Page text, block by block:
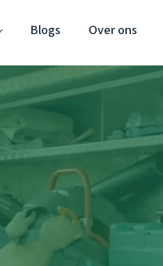
Blogs Over ons